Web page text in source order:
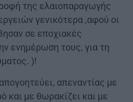
της ελαιοπαραγωγής
γενικότερα ,αφού οι
σε εποχιακές
ενημέρωση τους, για τη
)!
απεναντίας με
και με θωρακίζει και με